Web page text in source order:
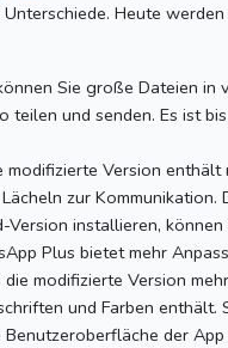
Heute
Sie große Dateien in
teilen und senden. Es ist
modifizierte Version
zur Kommunikation.
installieren,
Plus bietet mehr
modifizierte Version
und Farben enthält.
der